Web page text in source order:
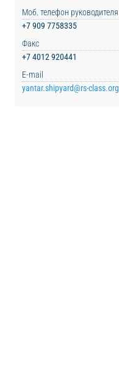
Моб. телефон руководителя
+7 909 7758335
Факс
+7 4012 920441
E-mail
yantar.shipyard@rs-class.org